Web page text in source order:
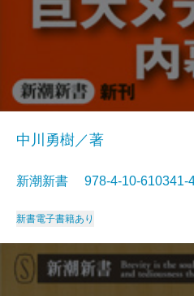
中川勇樹／著
新潮新書 978-4-10-
新書電子書籍あり